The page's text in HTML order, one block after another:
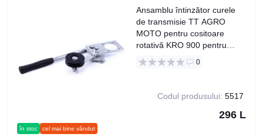
în stoc cel mai bine vândut
Ansamblu întinzător curele
de transmisie TT AGRO
MOTO pentru cositoare
rotativă KRO 900 pentru
curea profil A
0
Codul produsului: 5517
296 L